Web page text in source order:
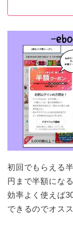
初回でもらえる
円まで半額にな
効率よく使えば
できるのでオスス